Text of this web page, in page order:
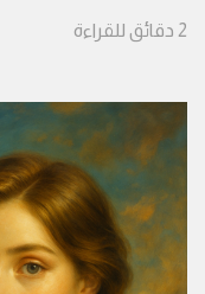
2 دقائق للقراءة